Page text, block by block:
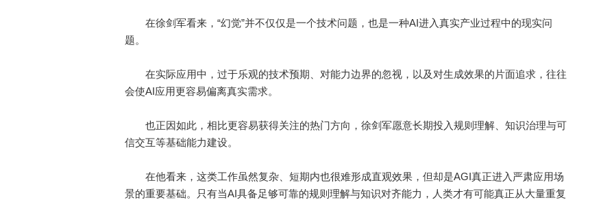
在徐剑军看来，“幻觉”并不仅仅是一个技术问题，也是一种AI进入真实产业过程中的现实问
题。
在实际应用中，过于乐观的技术预期、对能力边界的忽视，以及对生成效果的片面追求，往往
会使AI应用更容易偏离真实需求。
也正因如此，相比更容易获得关注的热门方向，徐剑军愿意长期投入规则理解、知识治理与可
信交互等基础能力建设。
在他看来，这类工作虽然复杂、短期内也很难形成直观效果，但却是AGI真正进入严肃应用场
景的重要基础。只有当AI具备足够可靠的规则理解与知识对齐能力，人类才有可能真正从大量重复